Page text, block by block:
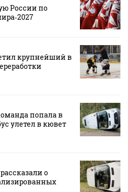
России по
крупнейший в
попала в
улетел в кювет
о